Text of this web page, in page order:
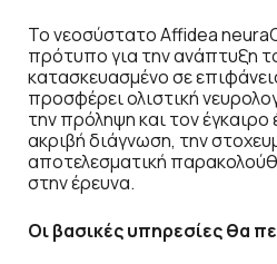
Το νεοσύστατο Affidea
πρότυπο για την ανάπτυξη
κατασκευασμένο σε
προσφέρει ολιστική
την πρόληψη και τον
ακριβή διάγνωση, την
αποτελεσματική
στην έρευνα.
Οι βασικές υπηρεσίες θα